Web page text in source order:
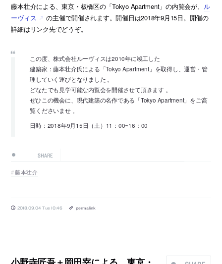
藤本壮介による、東京・板橋区の「Tokyo Apartment」の内覧会が、 ル
ーヴィス
の主催で開催されます。開催日は2018年9月15日。開催の
詳細はリンク先でどうぞ。
この度、株式会社ルーヴィスは2010年に竣工した
建築家：藤本壮介氏による「Tokyo Apartment」を取得し、運営・管
理していく運びとなりました 。
どなたでも見学可能な内覧会を開催させて頂きます 。
ぜひこの機会に、現代建築の名作である「Tokyo Apartment」をご高
覧くださいませ 。
日時：2018年9月15日（土）11：00~16：00
SHARE
藤本壮介
2018.09.04 Tue 10:46 permalink